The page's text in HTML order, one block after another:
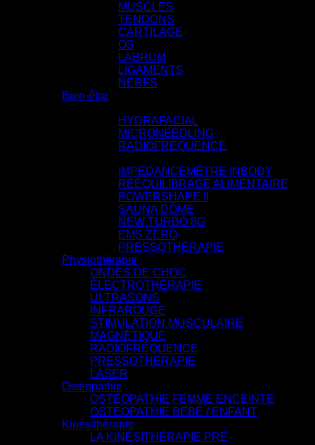
MUSCLES
TENDONS
CARTILAGE
OS
LABRUM
LIGAMENTS
NERFS
Bien-être
HYDRAFACIAL
MICRONEEDLING
RADIOFRÉQUENCE
IMPÉDANCEMÈTRE INBODY
RÉÉQUILIBRAGE ALIMENTAIRE
POWERSHAPE II
SAUNA DÔME
NEW TURBO 8G
EMS ZERO
PRESSOTHÉRAPIE
Physiothérapie
ONDES DE CHOC
ÉLECTROTHÉRAPIE
ULTRASONS
INFRAROUGE
STIMULATION MUSCULAIRE
MAGNÉTIQUE
RADIOFRÉQUENCE
PRESSOTHÉRAPIE
LASER
Ostéopathie
OSTÉOPATHIE FEMME ENCEINTE
OSTÉOPATHIE BÉBÉ / ENFANT
Kinésithérapie
LA KINÉSITHÉRAPIE PRÉ-